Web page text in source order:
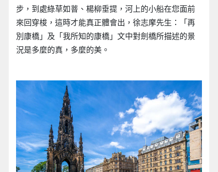
步，到處綠草如萻、楊柳垂提，河上的小船在您面前
來回穿梭，這時才能真正體會出，徐志摩先生：「再
別康橋」及「我所知的康橋」文中對劍橋所描述的景
況是多麼的真，多麼的美。